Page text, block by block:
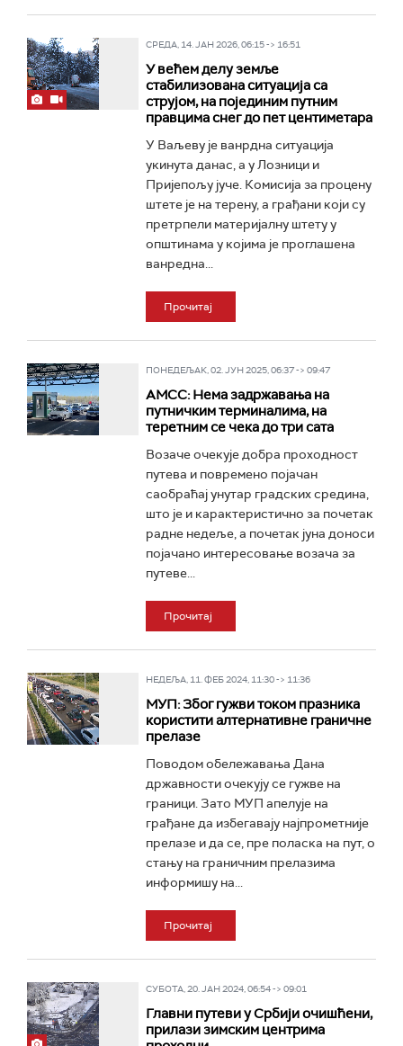
СРЕДА, 14. ЈАН 2026, 06:15 -> 16:51
У већем делу земље
стабилизована ситуација са
струјом, на појединим путним
правцима снег до пет центиметара
У Ваљеву је ванрдна ситуација
укинута данас, а у Лозници и
Пријепољу јуче. Комисија за процену
штете је на терену, а грађани који су
претрпели материјалну штету у
општинама у којима је проглашена
ванредна...
Прочитај
ПОНЕДЕЉАК, 02. ЈУН 2025, 06:37 -> 09:47
АМСС: Нема задржавања на
путничким терминалима, на
теретним се чека до три сата
Возаче очекује добра проходност
путева и повремено појачан
саобраћај унутар градских средина,
што је и карактеристично за почетак
радне недеље, а почетак јуна доноси
појачано интересовање возача за
путеве...
Прочитај
НЕДЕЉА, 11. ФЕБ 2024, 11:30 -> 11:36
МУП: Због гужви током празника
користити алтернативне граничне
прелазе
Поводом обележавања Дана
државности очекују се гужве на
граници. Зато МУП апелује на
грађане да избегавају најпрометније
прелазе и да се, пре поласка на пут, о
стању на граничним прелазима
информишу на...
Прочитај
СУБОТА, 20. ЈАН 2024, 06:54 -> 09:01
Главни путеви у Србији очишћени,
прилази зимским центрима